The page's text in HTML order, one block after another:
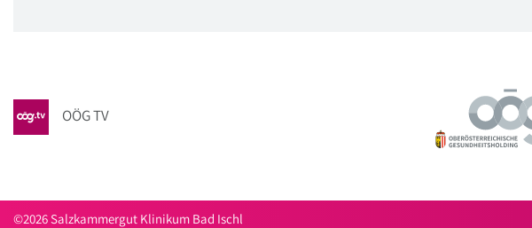
OÖG TV
©2026 Salzkammergut Klinikum Bad Ischl